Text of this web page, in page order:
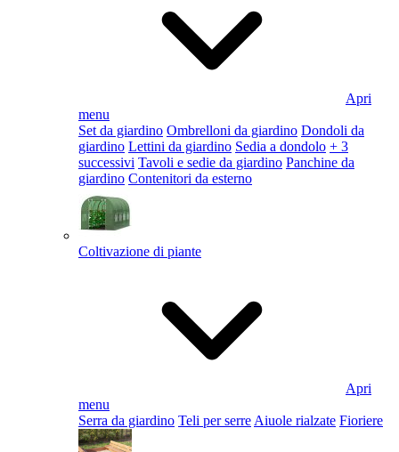
Apri
menu
Set da giardino Ombrelloni da giardino Dondoli da
giardino Lettini da giardino Sedia a dondolo + 3
successivi Tavoli e sedie da giardino Panchine da
giardino Contenitori da esterno
Coltivazione di piante
Apri
menu
Serra da giardino Teli per serre Aiuole rialzate Fioriere